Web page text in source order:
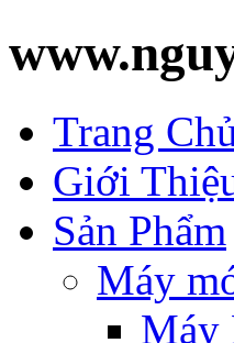
Trang
Giới
Sản Phẩm
Máy
Máy